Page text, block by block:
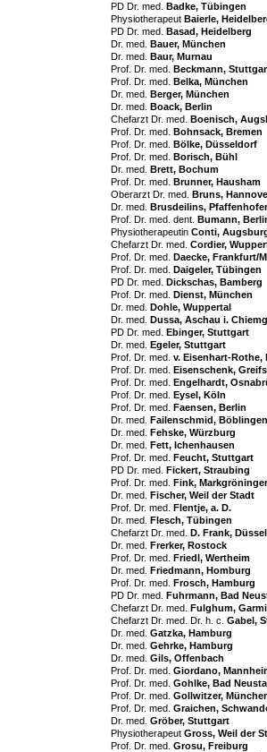
PD Dr. med. Badke, Tübingen
PhysiotherapeutBaierle,
PD Dr. med.Basad, Heidelberg
Dr. med.Bauer, München
Dr. med.Baur, Murnau
Prof. Dr. med.Beckmann,
Prof. Dr. med.Belka, München
Dr. med.Berger, München
Dr. med.Boack, Berlin
Chefarzt Dr. med. Boenisch,
Prof. Dr. med.Bohnsack, Bremen
Prof. Dr. med. Bölke, Düsseldorf
Prof. Dr. med. Borisch, Bühl
Dr. med.Brett, Bochum
Prof. Dr. med. Brunner, Hausham
Oberarzt Dr. med.Bruns,
Dr. med. Brusdeilins,
Prof. Dr. med. dent.Bumann,
Physiotherapeutin Conti,
Chefarzt Dr. med.Cordier,
Prof. Dr. med.Daecke, Frankfurt/
Prof. Dr. med.Daigeler, Tübingen
PD Dr. med. Dickschas, Bamberg
Prof. Dr. med.Dienst, München
Dr. med. Dohle, Wuppertal
Dr. med. Dussa, Aschau i.
PD Dr. med. Ebinger, Stuttgart
Dr. med.Egeler, Stuttgart
Prof. Dr. med.v. Eisenhart-Rothe,
Prof. Dr. med.Eisenschenk,
Prof. Dr. med. Engelhardt,
Prof. Dr. med.Eysel, Köln
Prof. Dr. med.Faensen, Berlin
Dr. med.Failenschmid, Böblingen
Dr. med. Fehske, Würzburg
Dr. med. Fett, Ichenhausen
Prof. Dr. med. Feucht, Stuttgart
PD Dr. med. Fickert, Straubing
Prof. Dr. med.Fink,
Dr. med. Fischer, Weil der Stadt
Prof. Dr. med. Flentje, a. D.
Dr. med.Flesch, Tübingen
Chefarzt Dr. med.D. Frank,
Dr. med.Frerker, Rostock
Prof. Dr. med. Friedl, Wertheim
Dr. med.Friedmann, Homburg
Prof. Dr. med.Frosch, Hamburg
PD Dr. med.Fuhrmann, Bad
Chefarzt Dr. med.Fulghum,
Chefarzt Dr. med. Dr. h. c.Gabel,
Dr. med.Gatzka, Hamburg
Dr. med.Gehrke, Hamburg
Dr. med.Gils, Offenbach
Prof. Dr. med.Giordano,
Prof. Dr. med.Gohlke, Bad
Prof. Dr. med.Gollwitzer,
Prof. Dr. med.Graichen,
Dr. med.Gröber, Stuttgart
PhysiotherapeutGross, Weil der
Prof. Dr. med.Grosu, Freiburg